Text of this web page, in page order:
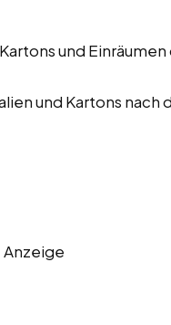
und
und Kartons nach
Anzeige